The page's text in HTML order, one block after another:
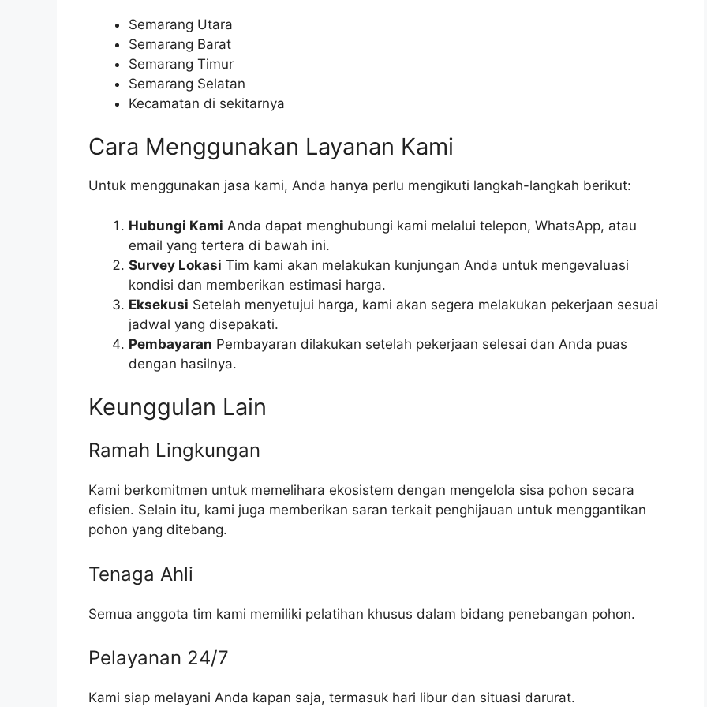
Semarang Utara
Semarang Barat
Semarang Timur
Semarang Selatan
Kecamatan di sekitarnya
Cara Menggunakan Layanan Kami
Untuk menggunakan jasa kami, Anda hanya perlu mengikuti langkah-langkah berikut:
Hubungi Kami Anda dapat menghubungi kami melalui telepon, WhatsApp, atau
email yang tertera di bawah ini.
Survey Lokasi Tim kami akan melakukan kunjungan Anda untuk mengevaluasi
kondisi dan memberikan estimasi harga.
Eksekusi Setelah menyetujui harga, kami akan segera melakukan pekerjaan sesuai
jadwal yang disepakati.
Pembayaran Pembayaran dilakukan setelah pekerjaan selesai dan Anda puas
dengan hasilnya.
Keunggulan Lain
Ramah Lingkungan
Kami berkomitmen untuk memelihara ekosistem dengan mengelola sisa pohon secara
efisien. Selain itu, kami juga memberikan saran terkait penghijauan untuk menggantikan
pohon yang ditebang.
Tenaga Ahli
Semua anggota tim kami memiliki pelatihan khusus dalam bidang penebangan pohon.
Pelayanan 24/7
Kami siap melayani Anda kapan saja, termasuk hari libur dan situasi darurat.